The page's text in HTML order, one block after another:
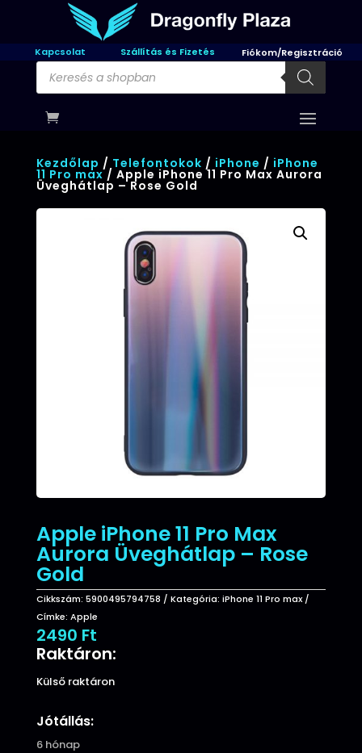
Kapcsolat Szállítás és Fizetés Fiókom/Regisztráció
Products
search
Kezdőlap / Telefontokok / iPhone / iPhone
11 Pro max/ Apple iPhone 11 Pro Max Aurora
Üveghátlap – Rose Gold
Apple iPhone 11 Pro Max
Aurora Üveghátlap – Rose
Gold
Cikkszám: 5900495794758 Kategória: iPhone 11 Pro max
Címke: Apple
2490 Ft
Raktáron:
Külső raktáron
Jótállás:
6 hónap